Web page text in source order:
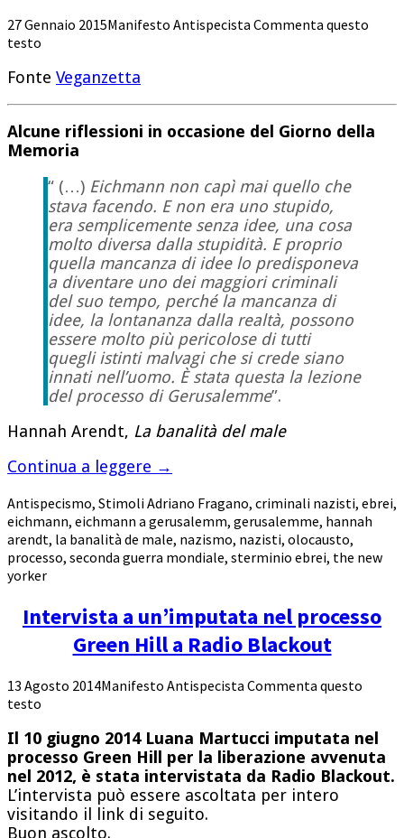
27 Gennaio 2015Manifesto Antispecista Commenta questo
testo
Fonte Veganzetta
Alcune riflessioni in occasione del Giorno della
Memoria
“ (…) Eichmann non capì mai quello che
stava facendo. E non era uno stupido,
era semplicemente senza idee, una cosa
molto diversa dalla stupidità. E proprio
quella mancanza di idee lo predisponeva
a diventare uno dei maggiori criminali
del suo tempo, perché la mancanza di
idee, la lontananza dalla realtà, possono
essere molto più pericolose di tutti
quegli istinti malvagi che si crede siano
innati nell’uomo. È stata questa la lezione
del processo di Gerusalemme”.
Hannah Arendt, La banalità del male
Continua a leggere →
Antispecismo, StimoliAdriano Fragano, criminali nazisti, ebrei,
eichmann, eichmann a gerusalemm, gerusalemme, hannah
arendt, la banalità de male, nazismo, nazisti, olocausto,
processo, seconda guerra mondiale, sterminio ebrei, the new
yorker
Intervista a un’imputata nel processo
Green Hill a Radio Blackout
13 Agosto 2014Manifesto Antispecista Commenta questo
testo
Il 10 giugno 2014 Luana Martucci imputata nel
processo Green Hill per la liberazione avvenuta
nel 2012, è stata intervistata da Radio Blackout.
L’intervista può essere ascoltata per intero
visitando il link di seguito.
Buon ascolto.